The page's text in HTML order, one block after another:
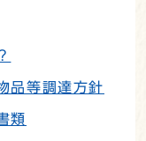
品等調達方針
類